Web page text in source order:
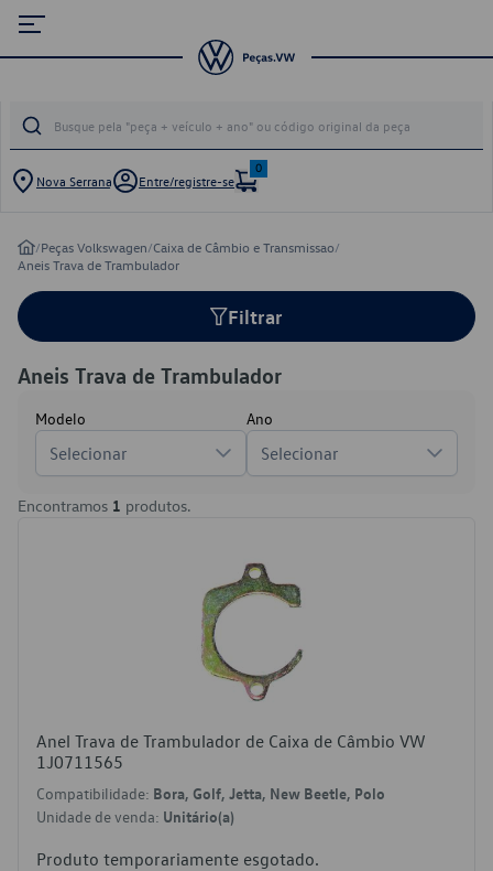
Nova Serrana Entre/registre-se
0
/Peças Volkswagen/Caixa de Câmbio e Transmissao/
Aneis Trava de Trambulador
Filtrar
Aneis Trava de Trambulador
Modelo
Selecionar
Ano
Selecionar
Encontramos 1 produtos.
Anel Trava de Trambulador de Caixa de Câmbio VW
1J0711565
Compatibilidade: Bora, Golf, Jetta, New Beetle, Polo
Unidade de venda: Unitário(a)
Produto temporariamente esgotado.